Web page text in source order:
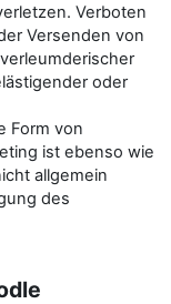
Verboten
Versenden von
oder
Form von
ist ebenso wie
allgemein
des